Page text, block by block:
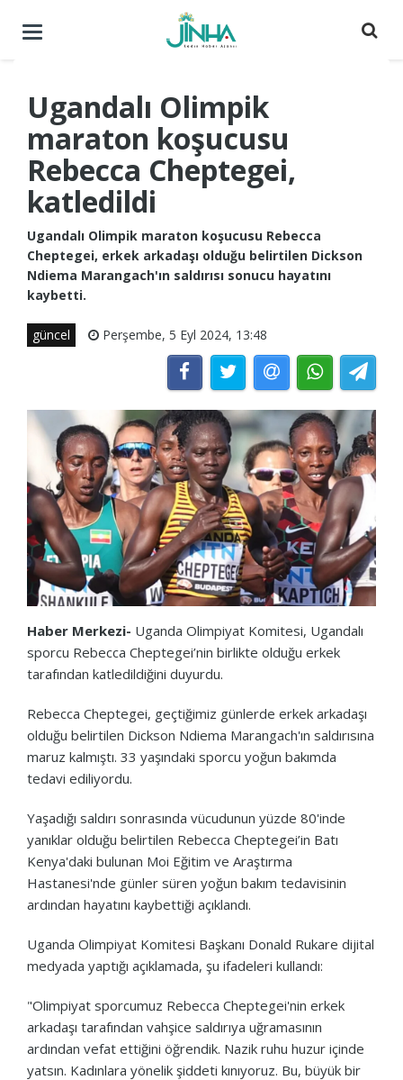
Menüyü
Ugandalı Olimpik
maraton koşucusu
Rebecca Cheptegei,
katledildi
Ugandalı Olimpik maraton koşucusu Rebecca
Cheptegei, erkek arkadaşı olduğu belirtilen Dickson
Ndiema Marangach'ın saldırısı sonucu hayatını
kaybetti.
güncel Perşembe, 5 Eyl 2024, 13:48
Haber Merkezi- Uganda Olimpiyat Komitesi, Ugandalı
sporcu Rebecca Cheptegei’nin birlikte olduğu erkek
tarafından katledildiğini duyurdu.
Rebecca Cheptegei, geçtiğimiz günlerde erkek arkadaşı
olduğu belirtilen Dickson Ndiema Marangach'ın saldırısına
maruz kalmıştı. 33 yaşındaki sporcu yoğun bakımda
tedavi ediliyordu.
Yaşadığı saldırı sonrasında vücudunun yüzde 80'inde
yanıklar olduğu belirtilen Rebecca Cheptegei’in Batı
Kenya'daki bulunan Moi Eğitim ve Araştırma
Hastanesi'nde günler süren yoğun bakım tedavisinin
ardından hayatını kaybettiği açıklandı.
Uganda Olimpiyat Komitesi Başkanı Donald Rukare dijital
medyada yaptığı açıklamada, şu ifadeleri kullandı:
"Olimpiyat sporcumuz Rebecca Cheptegei'nin erkek
arkadaşı tarafından vahşice saldırıya uğramasının
ardından vefat ettiğini öğrendik. Nazik ruhu huzur içinde
yatsın. Kadınlara yönelik şiddeti kınıyoruz. Bu, büyük bir